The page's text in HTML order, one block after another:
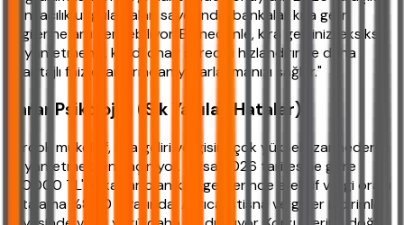
bankacılık uygulamaları sayesinde, bankalar kira geliri
bilgilerine anlık erişebiliyor. Bu nedenle, kira gelirinizi eksiksiz
beyan etmeniz, kredi onay sürecini hızlandırır ve daha
avantajlı faiz oranlarından yararlanmanızı sağlar."
Karar Psikolojisi (Sık Yapılan Hatalar):
"Birçok mükellef, kira geliri vergisini 'çok yüksek' zannederek
beyan etmekten kaçınıyor. Oysa 2026 tarifesine göre
100.000 TL'ye kadar olan kira gelirlerinde efektif vergi oranı
ortalama %8-10 civarında. Ayrıca istisna ve gider indirimleri